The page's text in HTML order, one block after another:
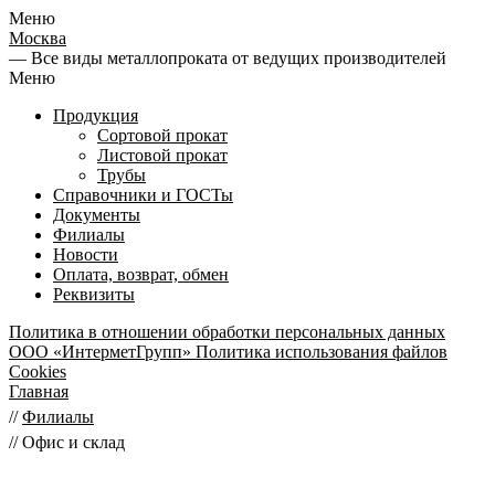
Меню
Москва
— Все виды металлопроката от ведущих производителей
Меню
Продукция
Сортовой прокат
Листовой прокат
Трубы
Справочники и ГОСТы
Документы
Филиалы
Новости
Оплата, возврат, обмен
Реквизиты
Политика в отношении обработки персональных данных
ООО «ИнтерметГрупп» Политика использования файлов
Cookies
Главная
// Филиалы
// Офис и склад